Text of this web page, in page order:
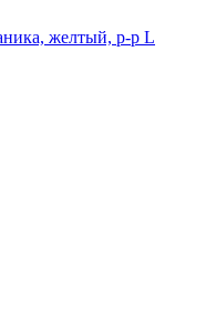
желтый, р-р L